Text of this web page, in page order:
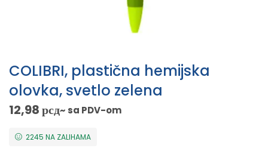
COLIBRI, plastična hemijska
olovka, svetlo zelena
12,98рсд~ sa PDV-om
2245 NA ZALIHAMA